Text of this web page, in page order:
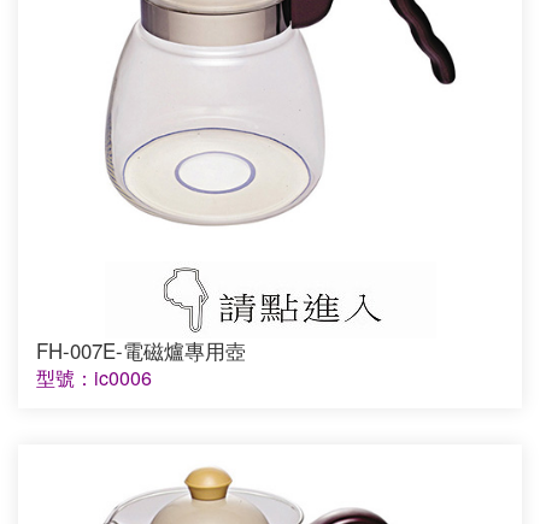
FH-007E-電磁爐專用壺
型號：ic0006